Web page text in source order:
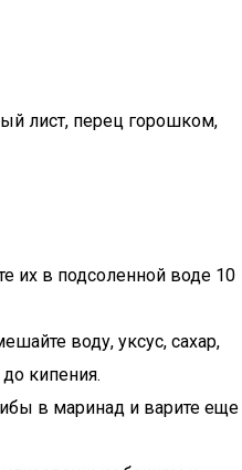
лист, перец горошком,
их в подсоленной воде 10
воду, уксус, сахар,
кипения.
в маринад и варите еще